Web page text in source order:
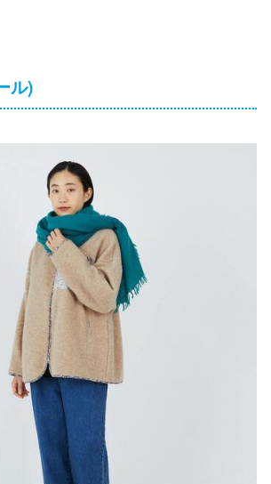
ル)